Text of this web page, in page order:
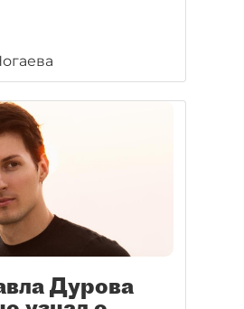
Дурова